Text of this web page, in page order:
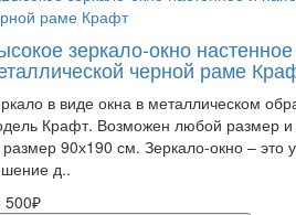
зеркало-окно
черной раме
в виде окна в металлическом
Крафт. Возможен любой размер и
размер 90х190 см. Зеркало-окно – это
д..
500₽